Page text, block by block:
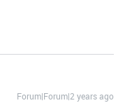
Forum|Forum|2 years ago